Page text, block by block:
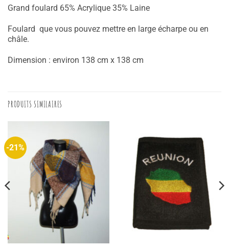
Grand foulard 65% Acrylique 35% Laine
Foulard que vous pouvez mettre en large écharpe ou en
châle.
Dimension : environ 138 cm x 138 cm
PRODUITS SIMILAIRES
-21%